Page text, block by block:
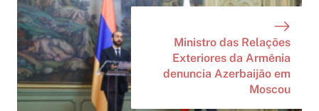
Ministro das Relações
Exteriores da Armênia
denuncia Azerbaijão em
Moscou